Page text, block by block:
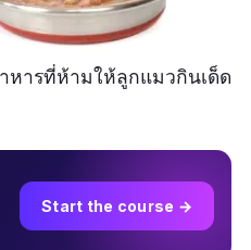
ารที่ห้ามให้ลูกแมวกินเด็ด
Start the course →